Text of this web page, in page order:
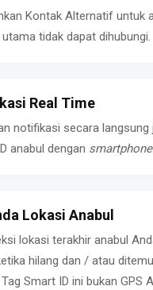
Kontak Alternatif untuk
tidak dapat dihubungi.
Real Time
notifikasi secara
anabul dengan smartphone.
Lokasi Anabul
lokasi terakhir anabul
hilang dan / atau
Smart ID ini bukan GPS